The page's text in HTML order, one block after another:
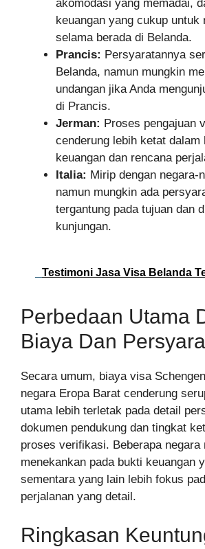
akomodasi yang memadai,
keuangan yang cukup untuk
selama berada di Belanda.
Prancis: Persyaratannya
Belanda, namun mungkin
undangan jika Anda
di Prancis.
Jerman: Proses pengajuan
cenderung lebih ketat dalam
keuangan dan rencana
Italia: Mirip dengan negara-
namun mungkin ada
tergantung pada tujuan dan
kunjungan.
Testimoni Jasa Visa Belanda
Perbedaan Utama
Biaya Dan
Secara umum, biaya visa
negara Eropa Barat cenderung
utama lebih terletak pada detail
dokumen pendukung dan tingkat
proses verifikasi. Beberapa negara
menekankan pada bukti keuangan
sementara yang lain lebih fokus
perjalanan yang detail.
Ringkasan